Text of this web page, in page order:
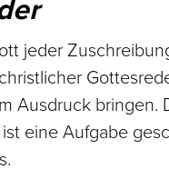
jeder
Ausdruck bringen.
eine Aufgabe